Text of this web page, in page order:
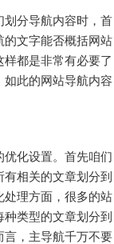
分导航内容时，首
的文字能否概括网站
都是非常有必要了
此的网站导航内容
化设置。首先咱们
相关的文章划分到
处理方面，很多的站
类型的文章划分到
言，主导航千万不要